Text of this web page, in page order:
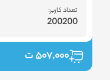
تعداد کاربر:
200200
۵۰۷,۰۰۰ت